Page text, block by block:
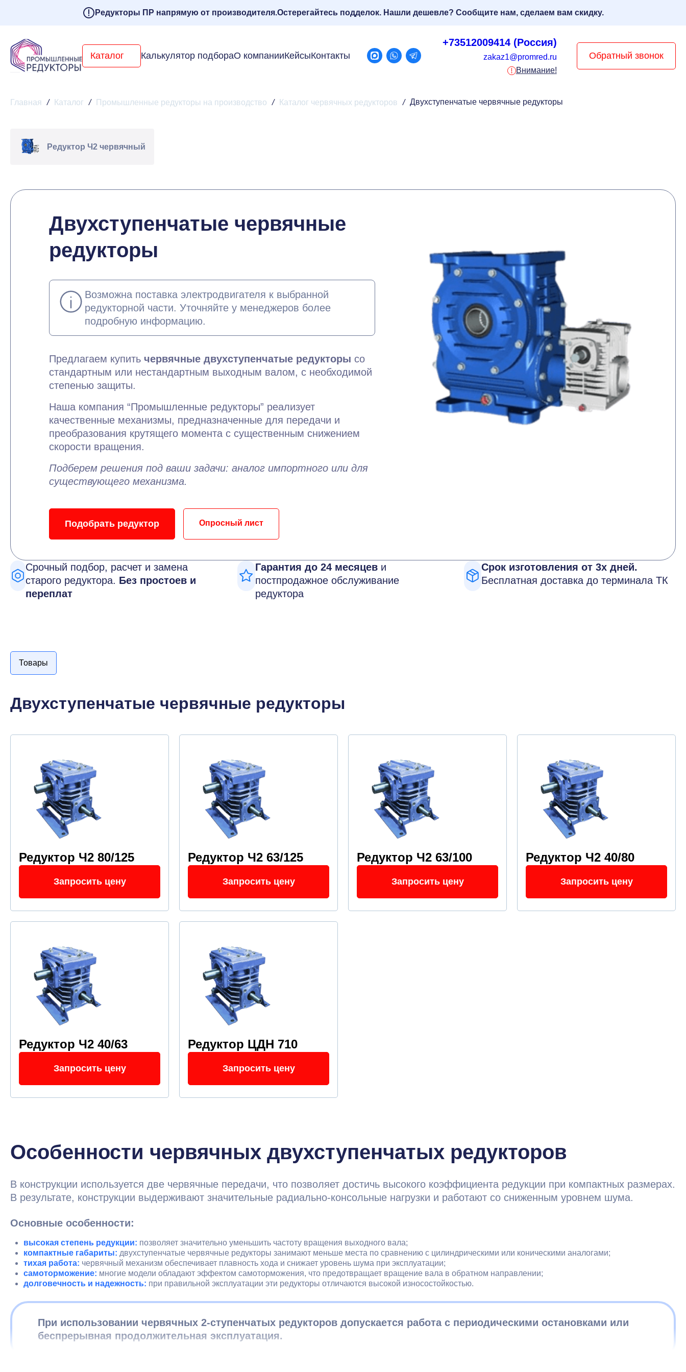
Редукторы ПР напрямую от производителя.Остерегайтесь подделок. Нашли дешевле? Сообщите нам, сделаем вам скидку.
Каталог Калькулятор подбораО компанииКейсыКонтакты
+73512009414 (Россия)
zakaz1@promred.ru
Внимание!
Обратный звонок
Главная / Каталог / Промышленные редукторы на производство / Каталог червячных редукторов / Двухступенчатые червячные редукторы
Редуктор Ч2 червячный
Двухступенчатые червячные
редукторы
Возможна поставка электродвигателя к выбранной
редукторной части. Уточняйте у менеджеров более
подробную информацию.
Предлагаем купить червячные двухступенчатые редукторы со
стандартным или нестандартным выходным валом, с необходимой
степенью защиты.
Наша компания “Промышленные редукторы” реализует
качественные механизмы, предназначенные для передачи и
преобразования крутящего момента с существенным снижением
скорости вращения.
Подберем решения под ваши задачи: аналог импортного или для
существующего механизма.
Подобрать редуктор Опросный лист
Срочный подбор, расчет и замена
старого редуктора. Без простоев и
переплат
Гарантия до 24 месяцеви
постпродажное обслуживание
редуктора
Срок изготовления от 3х дней.
Бесплатная доставка до терминала ТК
Товары
Двухступенчатые червячные редукторы
Редуктор Ч2 80/125
Запросить цену
Редуктор Ч2 63/125
Запросить цену
Редуктор Ч2 63/100
Запросить цену
Редуктор Ч2 40/80
Запросить цену
Редуктор Ч2 40/63
Запросить цену
Редуктор ЦДН 710
Запросить цену
Особенности червячных двухступенчатых редукторов
В конструкции используется две червячные передачи, что позволяет достичь высокого коэффициента редукции при компактных размерах.
В результате, конструкции выдерживают значительные радиально-консольные нагрузки и работают со сниженным уровнем шума.
Основные особенности:
высокая степень редукции: позволяет значительно уменьшить частоту вращения выходного вала;
компактные габариты: двухступенчатые червячные редукторы занимают меньше места по сравнению с цилиндрическими или коническими аналогами;
тихая работа: червячный механизм обеспечивает плавность хода и снижает уровень шума при эксплуатации;
самоторможение: многие модели обладают эффектом самоторможения, что предотвращает вращение вала в обратном направлении;
долговечность и надежность: при правильной эксплуатации эти редукторы отличаются высокой износостойкостью.
При использовании червячных 2-ступенчатых редукторов допускается работа с периодическими остановками или
беспрерывная продолжительная эксплуатация.